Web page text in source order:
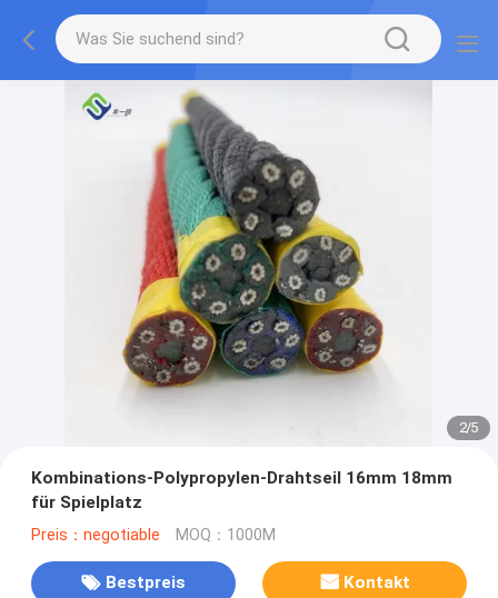
2/5
Kombinations-Polypropylen-Drahtseil 16mm 18mm
für Spielplatz
Preis：negotiable MOQ：1000M
Bestpreis Kontakt